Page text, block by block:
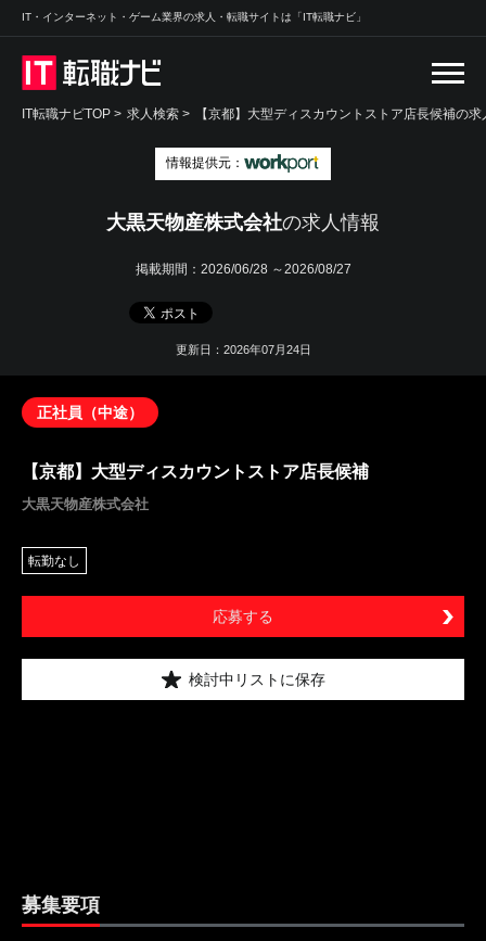
IT・インターネット・ゲーム業界の求人・転職サイトは「IT転職ナビ」
IT転職ナビTOP > 求人検索 > 【京都】大型ディスカウントストア店長候補の求
情報提供元：
大黒天物産株式会社の求人情報
掲載期間： 2026/06/28 ～2026/08/27
更新日：2026年07月24日
正社員（中途）
【京都】大型ディスカウントストア店長候補
大黒天物産株式会社
転勤なし
応募する
検討中リストに保存
募集要項